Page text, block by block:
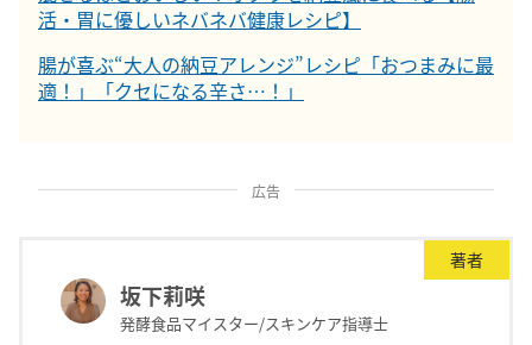
活・胃に優しいネバネバ健康レシピ】
腸が喜ぶ“大人の納豆アレンジ”レシピ「おつまみに最
適！」「クセになる辛さ…！」
広告
著者
坂下莉咲
発酵食品マイスター/スキンケア指導士